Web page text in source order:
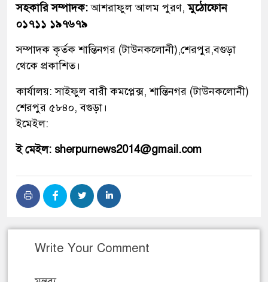
সহকারি সম্পাদক:আশরাফুল আলম পুরণ,মুঠোফোন
০১৭১১ ১৯৭৬৭৯
সম্পাদক কৃর্তক শান্তিনগর (টাউনকলোনী),শেরপুর,বগুড়া
থেকে প্রকাশিত।
কার্যালয়: সাইফুল বারী কমপ্লেক্স, শান্তিনগর (টাউনকলোনী)
শেরপুর ৫৮৪০, বগুড়া।
ইমেইল:
ই মেইল: sherpurnews2014@gmail.com
Write Your Comment